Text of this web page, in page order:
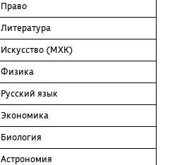
Право
Литература
Искусство (МХК)
Физика
Русский язык
Экономика
Биология
Астрономия